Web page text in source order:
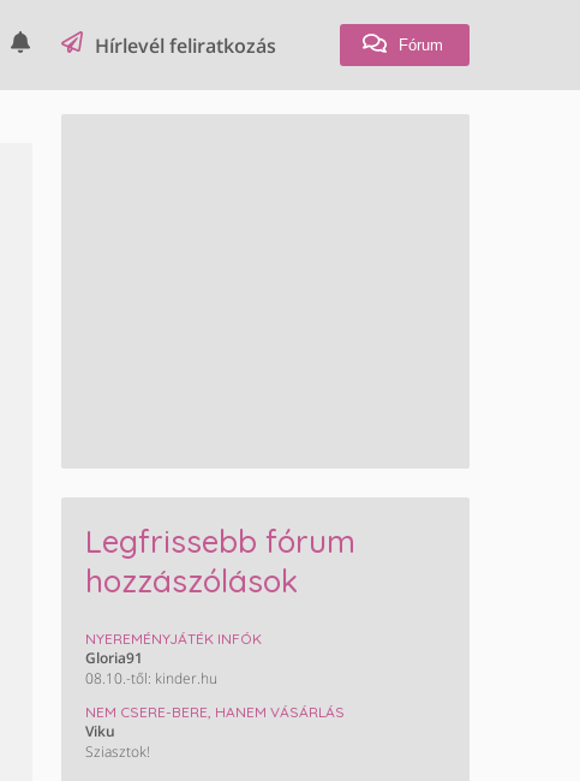
Hírlevél feliratkozás Fórum
Legfrissebb fórum
hozzászólások
NYEREMÉNYJÁTÉK INFÓK
Gloria91
08.10.-től: kinder.hu
NEM CSERE-BERE, HANEM VÁSÁRLÁS
Viku
Sziasztok!